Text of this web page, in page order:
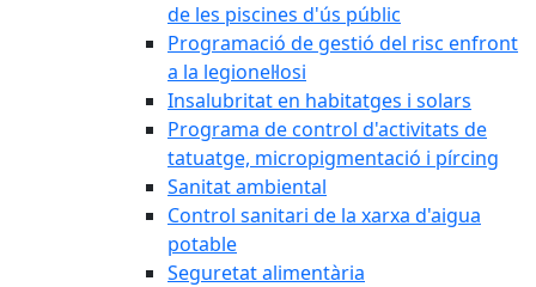
de les piscines d'ús públic
Programació de gestió del risc enfront
a la legionel·losi
Insalubritat en habitatges i solars
Programa de control d'activitats de
tatuatge, micropigmentació i pírcing
Sanitat ambiental
Control sanitari de la xarxa d'aigua
potable
Seguretat alimentària